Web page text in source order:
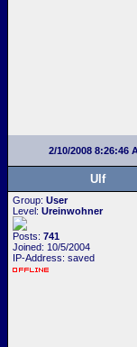
2/10/2008 8:26:46
Ulf
Group: User
Level: Ureinwohner
Posts: 741
Joined: 10/5/2004
IP-Address: saved